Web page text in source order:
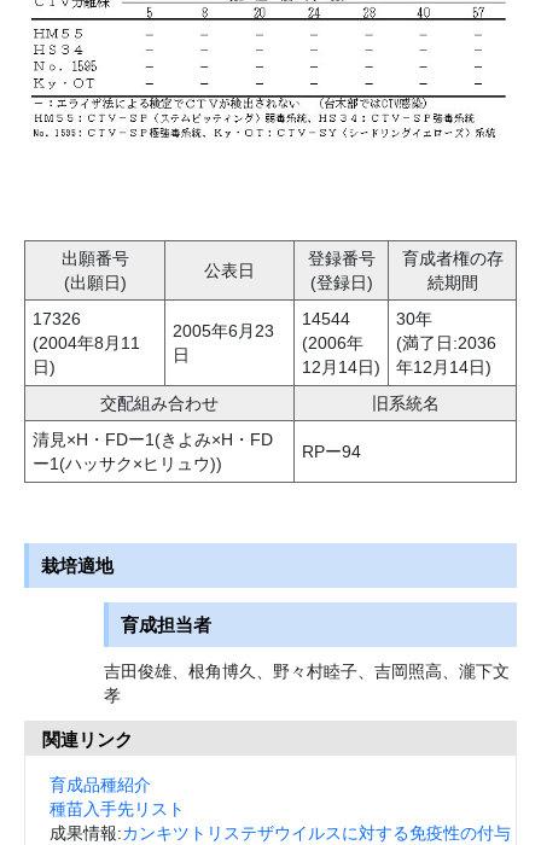
出願番号
(出願日)
公表日
登録番号
(登録日)
育成者権の存
続期間
17326
(2004年8月11
日)
2005年6月23
日
14544
(2006年
12月14日)
30年
(満了日:2036
年12月14日)
交配組み合わせ
旧系統名
清見×H・FDー1(きよみ×H・FD
ー1(ハッサク×ヒリュウ))
RPー94
栽培適地
育成担当者
吉田俊雄、根角博久、野々村睦子、吉岡照高、瀧下文
孝
関連リンク
育成品種紹介
種苗入手先リスト
成果情報:カンキツトリステザウイルスに対する免疫性の付与